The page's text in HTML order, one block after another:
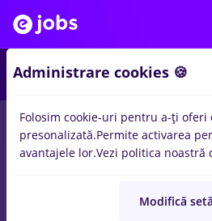
locuri de muncahorticultor in
Administrare cookies 🍪
Folosim cookie-uri pentru a-ți oferi
presonalizată.Permite activarea
avantajele lor.Vezi politica noastră
Modifică